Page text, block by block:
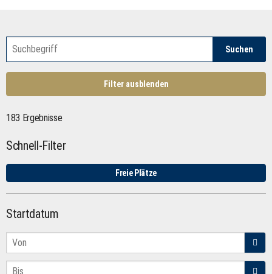
Suchen
Filter ausblenden
183 Ergebnisse
Schnell-Filter
Freie Plätze
Startdatum